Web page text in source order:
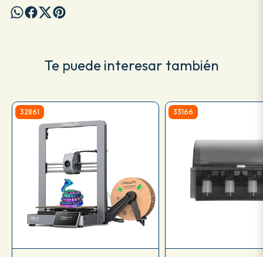
Te puede interesar también
32861 33166